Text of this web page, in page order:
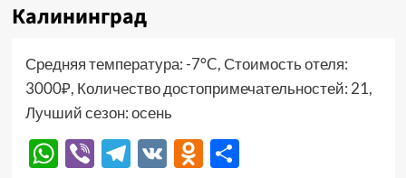
Калининград
Средняя температура: -7°C, Стоимость отеля:
3000₽, Количество достопримечательностей: 21,
Лучший сезон: осень
WhatsApp
ViberTelegram
VKOdnoklassniki
Отправить